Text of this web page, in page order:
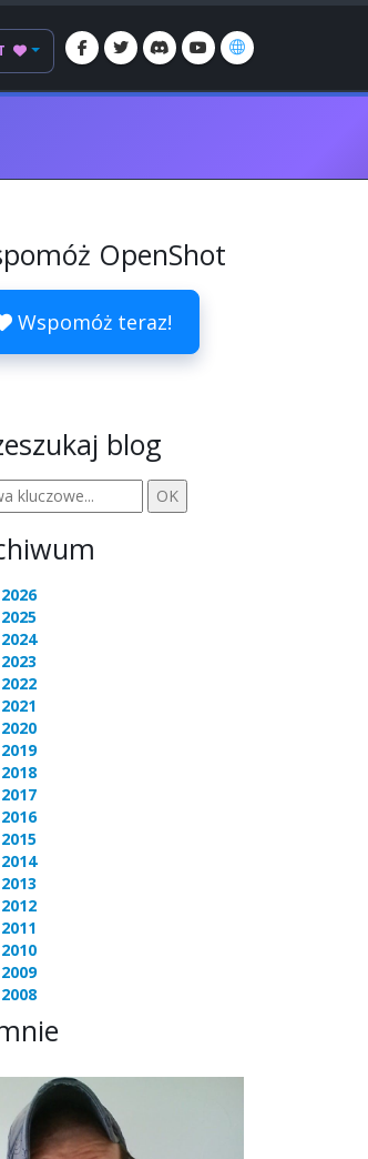
OpenShot
Wspomóż teraz!
blog
2026
2025
2024
2023
2022
2021
2020
2019
2018
2017
2016
2015
2014
2013
2012
2011
2010
2009
2008